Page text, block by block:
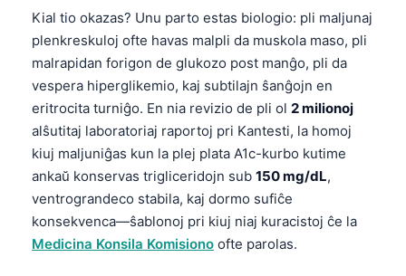
Kial tio okazas? Unu parto estas biologio: pli maljunaj
plenkreskuloj ofte havas malpli da muskola maso, pli
malrapidan forigon de glukozo post manĝo, pli da
vespera hiperglikemio, kaj subtilajn ŝanĝojn en
eritrocita turniĝo. En nia revizio de pli ol 2 milionoj
alŝutitaj laboratoriaj raportoj pri Kantesti, la homoj
kiuj maljuniĝas kun la plej plata A1c-kurbo kutime
ankaŭ konservas trigliceridojn sub 150 mg/dL,
ventrograndeco stabila, kaj dormo sufiĉe
konsekvenca—ŝablonoj pri kiuj niaj kuracistoj ĉe la
Medicina Konsila Komisiono ofte parolas.